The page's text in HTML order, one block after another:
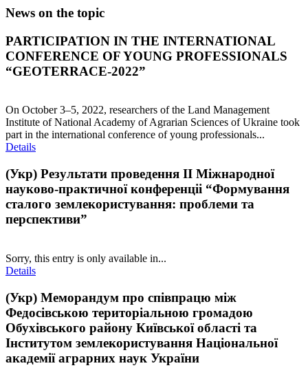
News on the topic
PARTICIPATION IN THE INTERNATIONAL
CONFERENCE OF YOUNG PROFESSIONALS
“GEOTERRACE-2022”
On October 3–5, 2022, researchers of the Land Management
Institute of National Academy of Agrarian Sciences of Ukraine took
part in the international conference of young professionals...
Details
(Укр) Результати проведення ІI Міжнародної
науково-практичної конференціі “Формування
сталого землекористування: проблеми та
перспективи”
Sorry, this entry is only available in...
Details
(Укр) Меморандум про співпрацю між
Федосівською територіальною громадою
Обухівського району Київської області та
Інститутом землекористування Національної
академії аграрних наук України